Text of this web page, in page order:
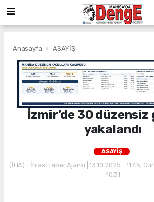
Anasayfa ASAYİŞ
İzmir’de 30 düzensiz
yakalandı
ASAYİŞ
(İHA) - İhlas Haber Ajansı | 13.10.2025 - 11:45,
10:31